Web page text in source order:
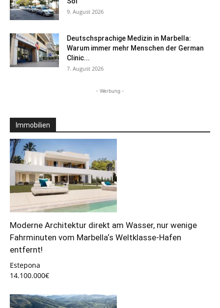
9. August 2026
Deutschsprachige Medizin in Marbella:
Warum immer mehr Menschen der German
Clinic...
7. August 2026
- Werbung -
Immobilien
Moderne Architektur direkt am Wasser, nur wenige
Fahrminuten vom Marbella‘s Weltklasse-Hafen
entfernt!
Estepona
14.100.000€